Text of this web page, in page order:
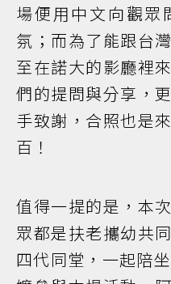
場便用中文向觀眾
氛；而為了能跟台
至在諾大的影廳裡
們的提問與分享，
手致謝，合照也是
百！
值得一提的是，本
眾都是扶老攜幼共
四代同堂，一起陪